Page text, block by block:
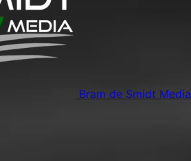
Bram de Smidt Media